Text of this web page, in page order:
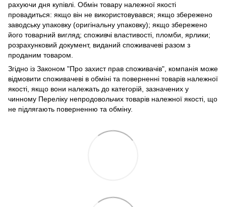
рахуючи дня купівлі. Обмін товару належної якості
провадиться: якщо він не використовувався; якщо збережено
заводську упаковку (оригінальну упаковку); якщо збережено
його товарний вигляд; споживчі властивості, пломби, ярлики;
розрахунковий документ, виданий споживачеві разом з
проданим товаром.
Згідно із Законом "Про захист прав споживачів", компанія може
відмовити споживачеві в обміні та поверненні товарів належної
якості, якщо вони належать до категорій, зазначених у
чинному Переліку непродовольчих товарів належної якості, що
не підлягають поверненню та обміну.